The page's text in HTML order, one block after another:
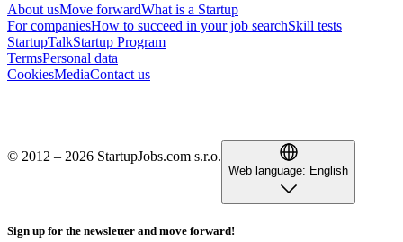
About usMove forwardWhat is a Startup
For companiesHow to succeed in your job searchSkill tests
StartupTalkStartup Program
TermsPersonal data
CookiesMediaContact us
© 2012 – 2026 StartupJobs.com s.r.o.
Web language: English
Sign up for the newsletter and move forward!